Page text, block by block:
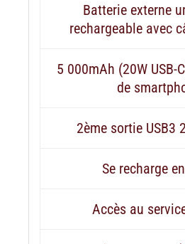
Batterie externe
rechargeable avec
5 000mAh (20W USB-
de
2ème sortie USB3
Se recharge
Accès au